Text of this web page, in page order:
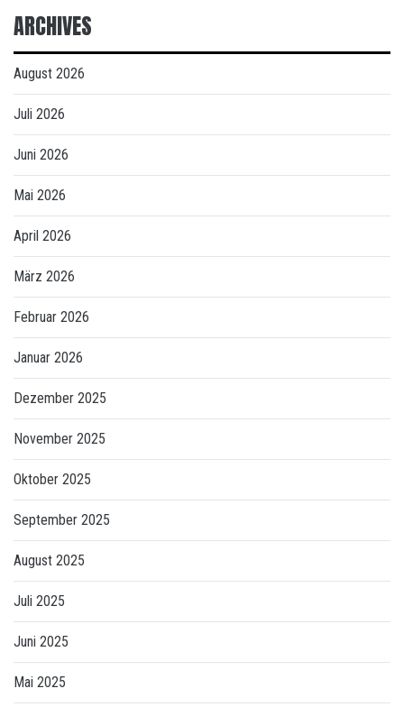
ARCHIVES
August 2026
Juli 2026
Juni 2026
Mai 2026
April 2026
März 2026
Februar 2026
Januar 2026
Dezember 2025
November 2025
Oktober 2025
September 2025
August 2025
Juli 2025
Juni 2025
Mai 2025